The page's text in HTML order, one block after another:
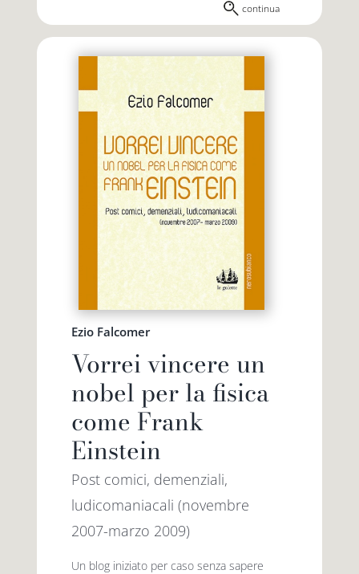
continua
Ezio Falcomer
Vorrei vincere un
nobel per la fisica
come Frank
Einstein
Post comici, demenziali,
ludicomaniacali (novembre
2007-marzo 2009)
Un blog iniziato per caso senza sapere